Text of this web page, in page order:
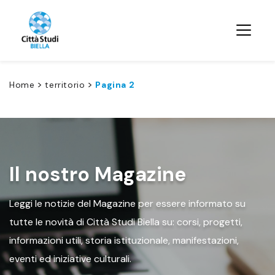
Home >territorio > Pagina 2
Il nostro Magazine
Leggi le notizie del Magazine per essere informato su
tutte le novità di Città Studi Biella su: corsi, progetti,
informazioni utili, storia istituzionale, manifestazioni,
eventi ed iniziative culturali.